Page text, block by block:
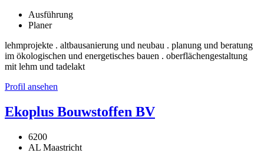
Ausführung
Planer
lehmprojekte . altbausanierung und neubau . planung und beratung
im ökologischen und energetisches bauen . oberflächengestaltung
mit lehm und tadelakt
Profil ansehen
Ekoplus Bouwstoffen BV
6200
AL Maastricht